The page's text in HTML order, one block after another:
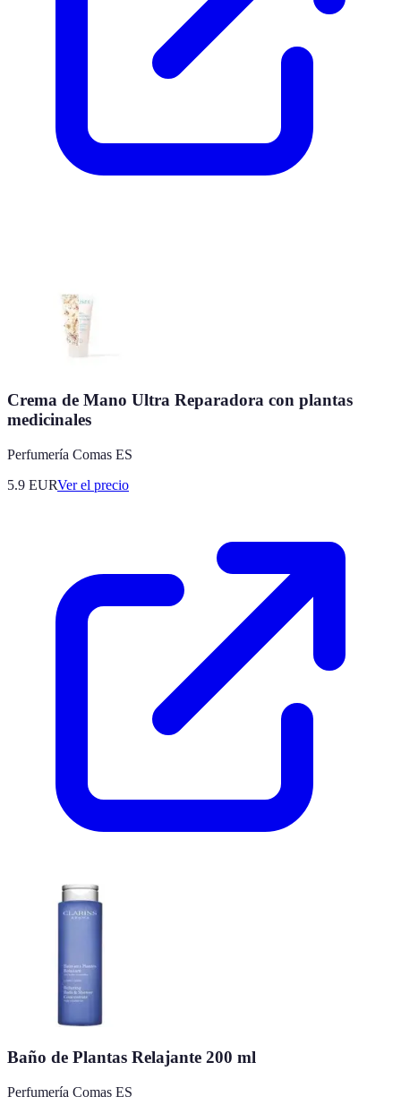
Crema de Mano Ultra Reparadora con plantas
medicinales
Perfumería Comas ES
5.9 EURVer el precio
Baño de Plantas Relajante 200 ml
Perfumería Comas ES